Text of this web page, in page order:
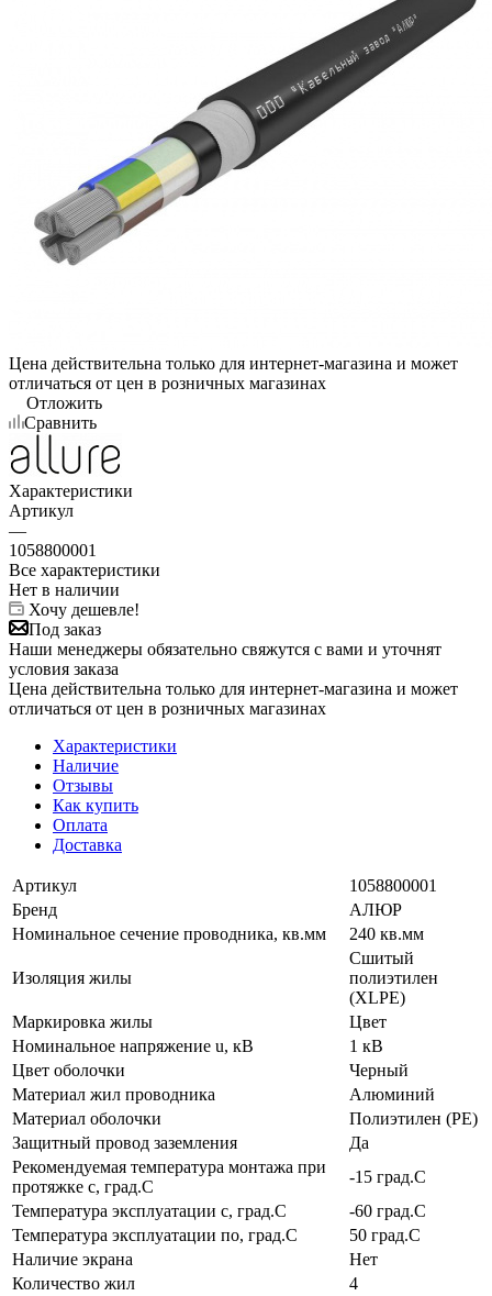
Цена действительна только для интернет-магазина и может
отличаться от цен в розничных магазинах
Отложить
Сравнить
Характеристики
Артикул
—
1058800001
Все характеристики
Нет в наличии
Хочу дешевле!
Под заказ
Наши менеджеры обязательно свяжутся с вами и уточнят
условия заказа
Цена действительна только для интернет-магазина и может
отличаться от цен в розничных магазинах
Характеристики
Наличие
Отзывы
Как купить
Оплата
Доставка
Артикул
1058800001
Бренд
АЛЮР
Номинальное сечение проводника, кв.мм
240 кв.мм
Изоляция жилы
Сшитый
полиэтилен
(XLPE)
Маркировка жилы
Цвет
Номинальное напряжение u, кВ
1 кВ
Цвет оболочки
Черный
Материал жил проводника
Алюминий
Материал оболочки
Полиэтилен (PE)
Защитный провод заземления
Да
Рекомендуемая температура монтажа при
протяжке с, град.C
-15 град.C
Температура эксплуатации с, град.C
-60 град.C
Температура эксплуатации по, град.C
50 град.C
Наличие экрана
Нет
Количество жил
4